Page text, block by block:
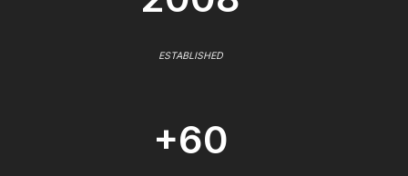
ESTABLISHED
+60